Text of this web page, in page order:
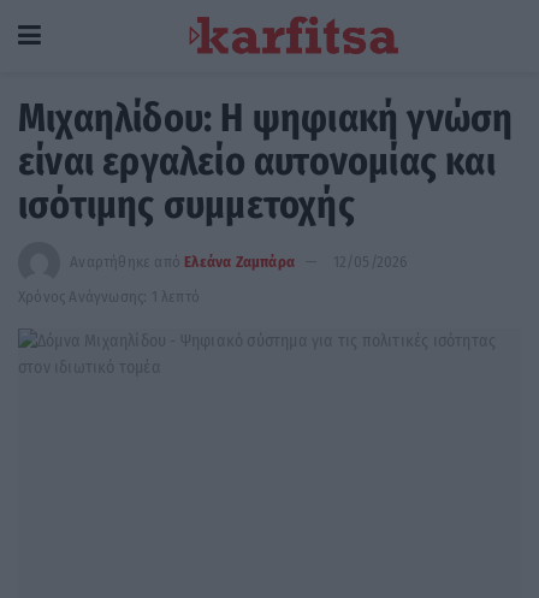
Μιχαηλίδου: Η ψηφιακή γνώση
είναι εργαλείο αυτονομίας και
ισότιμης συμμετοχής
Αναρτήθηκε από Ελεάνα Ζαμπάρα
12/05/2026
Χρόνος Ανάγνωσης: 1 λεπτό